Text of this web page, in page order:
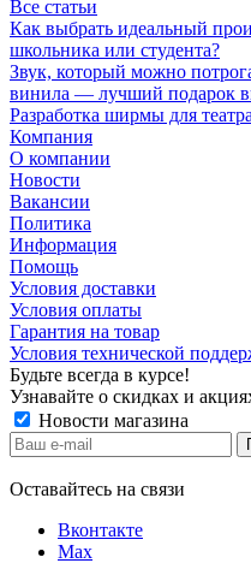
Все статьи
Как выбрать идеальный
школьника или студента?
Звук, который можно
винила — лучший подарок
Разработка ширмы для
Компания
О компании
Новости
Вакансии
Политика
Информация
Помощь
Условия доставки
Условия оплаты
Гарантия на товар
Условия технической
Будьте всегда в курсе!
Узнавайте о скидках и
Новости магазина
Оставайтесь на связи
Вконтакте
Max